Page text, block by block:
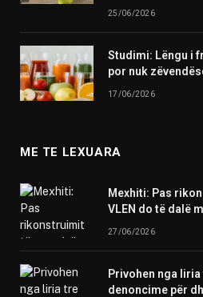
25/06/2026
Studimi: Lëngu i
por nuk
17/06/2026
ME TE LEXUARA
Mexhiti: Pas
VLEN do të dalë
27/06/2026
Privohen nga
denoncime për